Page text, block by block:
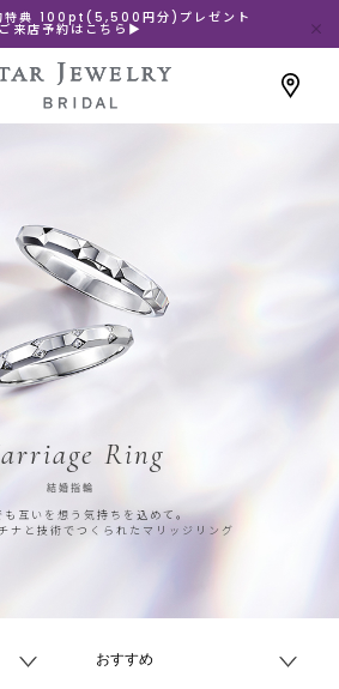
特典 100pt(5,500円分)プレゼント
ご来店予約はこちら▶
Ring
結婚指輪
も互いを想う気持ちを込めて。
ナと技術でつくられたマリッジリング